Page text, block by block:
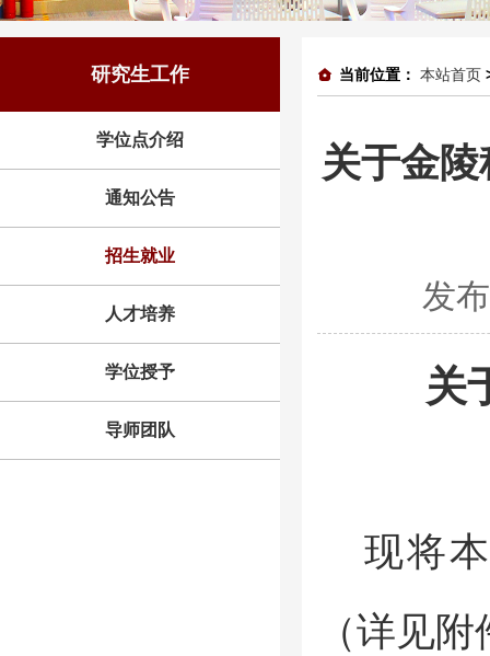
研究生工作
学位点介绍
通知公告
招生就业
人才培养
学位授予
导师团队
当前位置： 本站首页
关于金
发
关
现将
（详见